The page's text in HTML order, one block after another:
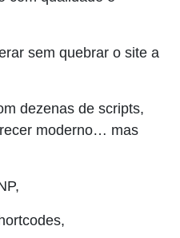
sem quebrar o site a
dezenas de scripts,
moderno… mas